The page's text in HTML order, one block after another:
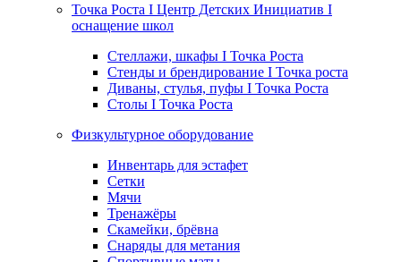
Точка Роста I Центр Детских Инициатив I
оснащение школ
Стеллажи, шкафы I Точка Роста
Стенды и брендирование I Точка роста
Диваны, стулья, пуфы I Точка Роста
Столы I Точка Роста
Физкультурное оборудование
Инвентарь для эстафет
Сетки
Мячи
Тренажёры
Скамейки, брёвна
Снаряды для метания